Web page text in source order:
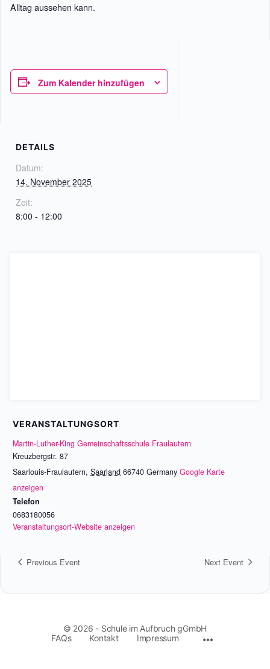
Alltag aussehen kann.
Zum Kalender hinzufügen
DETAILS
Datum:
14. November 2025
Zeit:
8:00 - 12:00
VERANSTALTUNGSORT
Martin-Luther-King Gemeinschaftsschule Fraulautern
Kreuzbergstr. 87
Saarlouis-Fraulautern, Saarland 66740 Germany Google Karte
anzeigen
Telefon
0683180056
Veranstaltungsort-Website anzeigen
Previous Event Next Event
© 2026 - Schule im Aufbruch gGmbH
FAQs
Kontakt Impressum